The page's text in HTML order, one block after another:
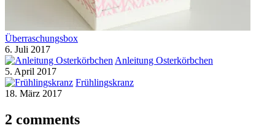
Überraschungsbox
6. Juli 2017
Anleitung Osterkörbchen
5. April 2017
Frühlingskranz
18. März 2017
2 comments